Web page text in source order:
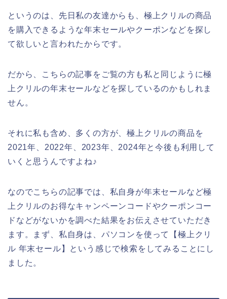
というのは、先日私の友達からも、極上クリルの商品
を購入できるような年末セールやクーポンなどを探し
て欲しいと言われたからです。
だから、こちらの記事をご覧の方も私と同じように極
上クリルの年末セールなどを探しているのかもしれま
せん。
それに私も含め、多くの方が、極上クリルの商品を
2021年、2022年、2023年、2024年と今後も利用して
いくと思うんですよね♪
なのでこちらの記事では、私自身が年末セールなど極
上クリルのお得なキャンペーンコードやクーポンコー
ドなどがないかを調べた結果をお伝えさせていただき
ます。まず、私自身は、パソコンを使って【極上クリ
ル 年末セール】という感じで検索をしてみることにし
ました。